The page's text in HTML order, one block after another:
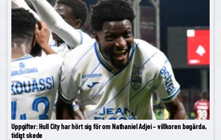
Uppgifter: Hull City har hört sig för om Nathaniel Adjei – villkoren begärda,
tidigt skede